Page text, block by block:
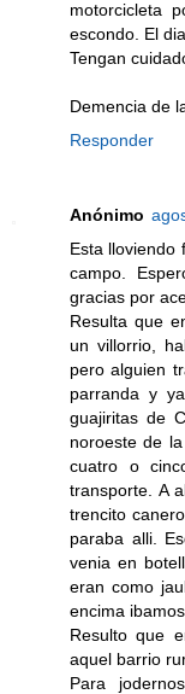
motorcicleta
escondo. El
Tengan
Demencia de
Responder
Anónimo
Esta lloviendo
campo.
gracias por
Resulta que
un villorrio,
pero alguien
parranda y
guajiritas de
noroeste de
cuatro o
transporte. A
trencito
paraba alli.
venia en
eran como
encima
Resulto que
aquel barrio
Para